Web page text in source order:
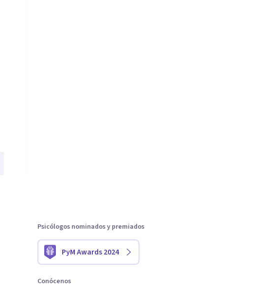
Psicólogos nominados y premiados
PyM Awards 2024
Conócenos